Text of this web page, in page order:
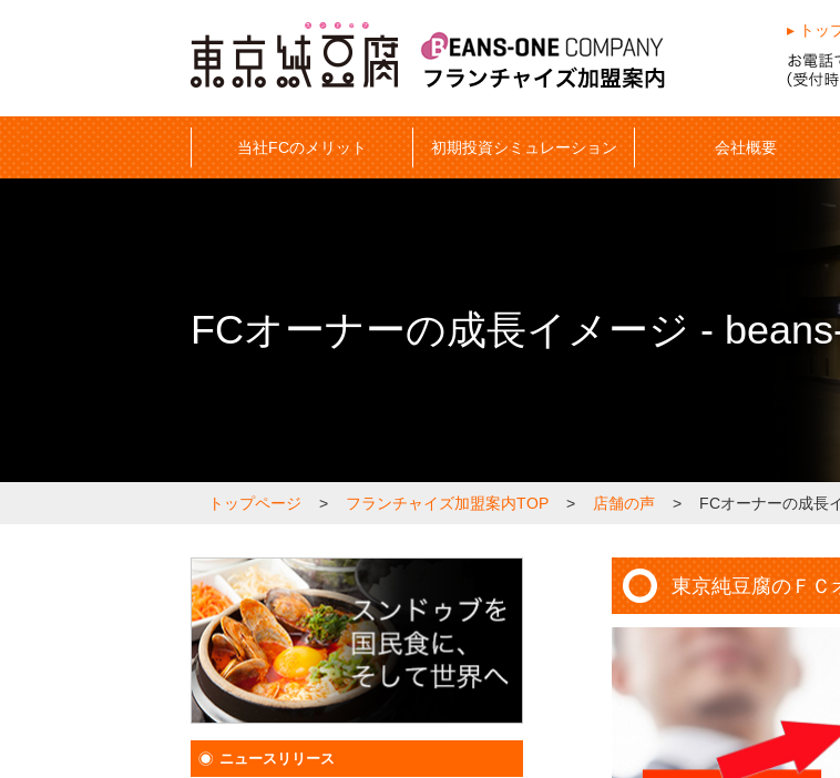
▸ トッ
当社FCのメリット 初期投資シミュレーション 会社概要
FCオーナーの成長イメージ -
トップページ > フランチャイズ加盟案内TOP > 店舗の声 > FCオーナーの成長
東京純豆腐のＦＣ
ニュースリリース